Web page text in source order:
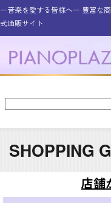
ー音楽を愛する皆様へー 豊富な
式通販サイト
新
SHOPPING
店舗